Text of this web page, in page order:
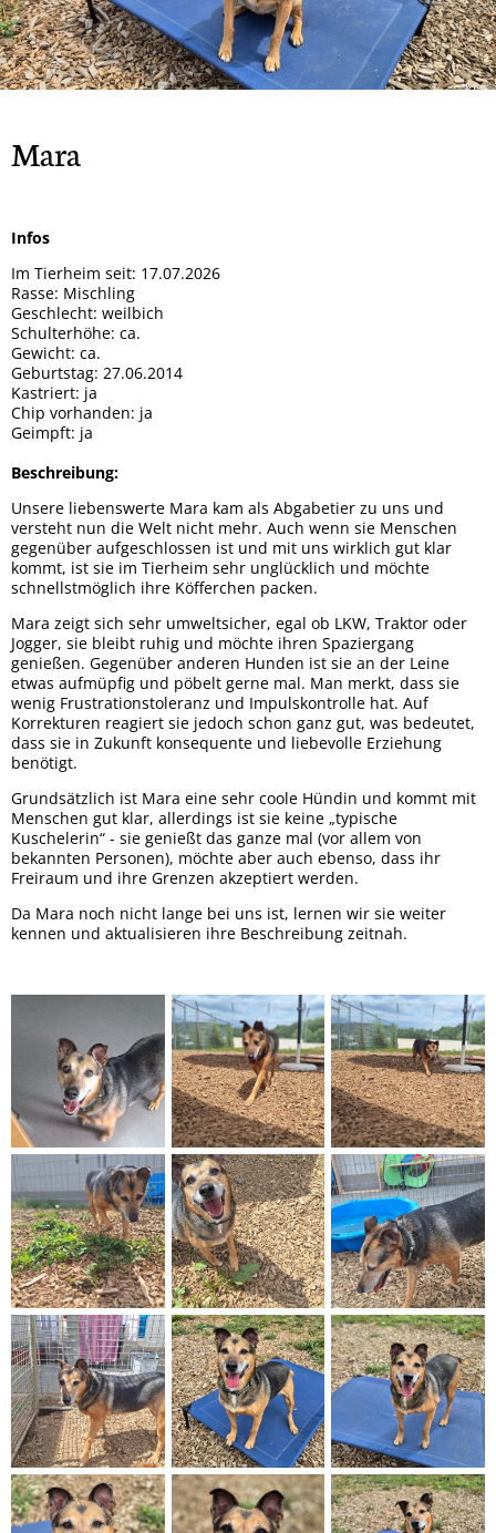
Orso
Oscar
Tipsy
Brandy
Whisky
Hera
Bailey
Snoopy
Gizmo und Schröder
Smiley
Spendendosen Aufsteller
Patenschaften
Mara
Infos
Im Tierheim seit: 17.07.2026
Rasse: Mischling
Geschlecht: weilbich
Schulterhöhe: ca.
Gewicht: ca.
Geburtstag: 27.06.2014
Kastriert: ja
Chip vorhanden: ja
Geimpft: ja
Beschreibung:
Unsere liebenswerte Mara kam als Abgabetier zu uns und
versteht nun die Welt nicht mehr. Auch wenn sie Menschen
gegenüber aufgeschlossen ist und mit uns wirklich gut klar
kommt, ist sie im Tierheim sehr unglücklich und möchte
schnellstmöglich ihre Köfferchen packen.
Mara zeigt sich sehr umweltsicher, egal ob LKW, Traktor oder
Jogger, sie bleibt ruhig und möchte ihren Spaziergang
genießen. Gegenüber anderen Hunden ist sie an der Leine
etwas aufmüpfig und pöbelt gerne mal. Man merkt, dass sie
wenig Frustrationstoleranz und Impulskontrolle hat. Auf
Korrekturen reagiert sie jedoch schon ganz gut, was bedeutet,
dass sie in Zukunft konsequente und liebevolle Erziehung
benötigt.
Grundsätzlich ist Mara eine sehr coole Hündin und kommt mit
Menschen gut klar, allerdings ist sie keine „typische
Kuschelerin“ - sie genießt das ganze mal (vor allem von
bekannten Personen), möchte aber auch ebenso, dass ihr
Freiraum und ihre Grenzen akzeptiert werden.
Da Mara noch nicht lange bei uns ist, lernen wir sie weiter
kennen und aktualisieren ihre Beschreibung zeitnah.